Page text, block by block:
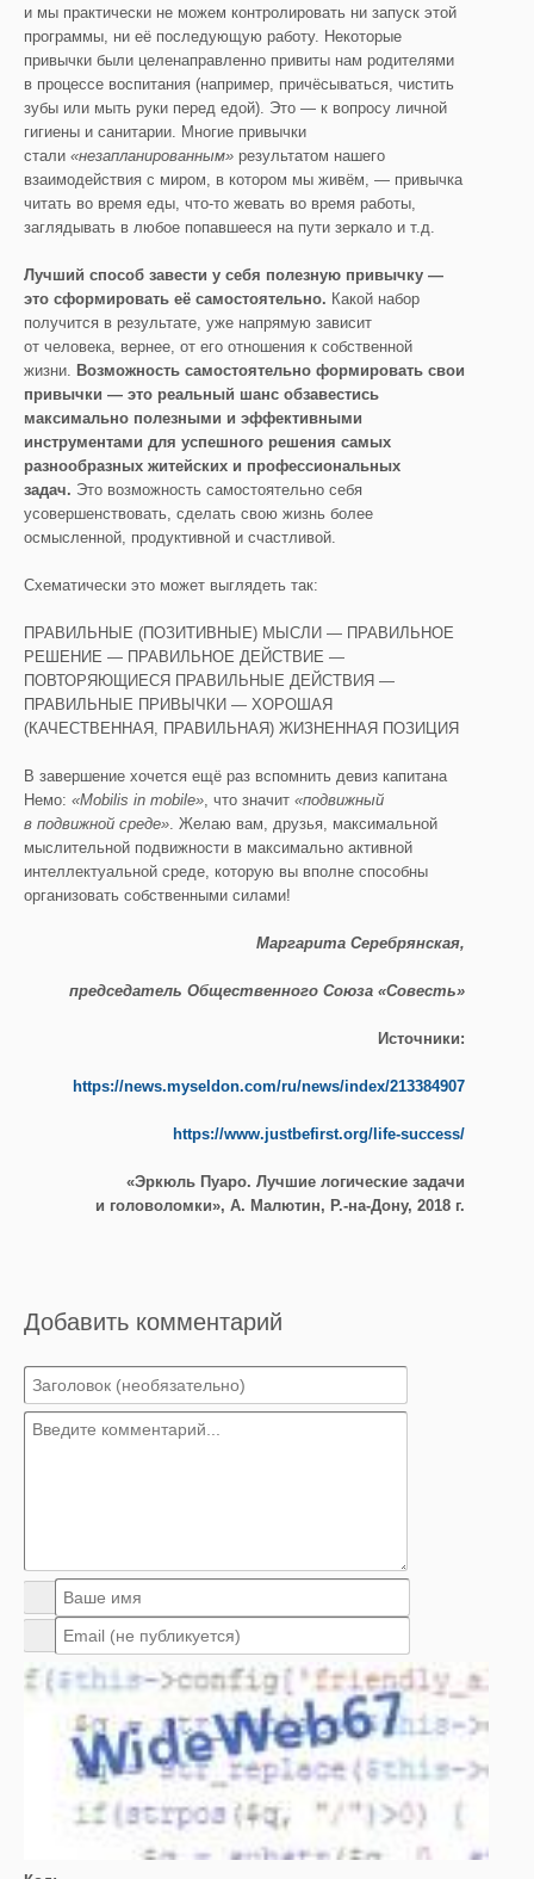
и мы практически не можем контролировать ни запуск этой
программы, ни её последующую работу. Некоторые
привычки были целенаправленно привиты нам родителями
в процессе воспитания (например, причёсываться, чистить
зубы или мыть руки перед едой). Это — к вопросу личной
гигиены и санитарии. Многие привычки
стали «незапланированным» результатом нашего
взаимодействия с миром, в котором мы живём, — привычка
читать во время еды, что-то жевать во время работы,
заглядывать в любое попавшееся на пути зеркало и т.д.
Лучший способ завести у себя полезную привычку —
это сформировать её самостоятельно. Какой набор
получится в результате, уже напрямую зависит
от человека, вернее, от его отношения к собственной
жизни. Возможность самостоятельно формировать свои
привычки — это реальный шанс обзавестись
максимально полезными и эффективными
инструментами для успешного решения самых
разнообразных житейских и профессиональных
задач. Это возможность самостоятельно себя
усовершенствовать, сделать свою жизнь более
осмысленной, продуктивной и счастливой.
Схематически это может выглядеть так:
ПРАВИЛЬНЫЕ (ПОЗИТИВНЫЕ) МЫСЛИ — ПРАВИЛЬНОЕ
РЕШЕНИЕ — ПРАВИЛЬНОЕ ДЕЙСТВИЕ —
ПОВТОРЯЮЩИЕСЯ ПРАВИЛЬНЫЕ ДЕЙСТВИЯ —
ПРАВИЛЬНЫЕ ПРИВЫЧКИ — ХОРОШАЯ
(КАЧЕСТВЕННАЯ, ПРАВИЛЬНАЯ) ЖИЗНЕННАЯ ПОЗИЦИЯ
В завершение хочется ещё раз вспомнить девиз капитана
Немо: «Mobilis in mobile», что значит «подвижный
в подвижной среде». Желаю вам, друзья, максимальной
мыслительной подвижности в максимально активной
интеллектуальной среде, которую вы вполне способны
организовать собственными силами!
Маргарита Серебрянская,
председатель Общественного Союза «Совесть»
Источники:
https://news.myseldon.com/ru/news/index/213384907
https://www.justbefirst.org/life-success/
«Эркюль Пуаро. Лучшие логические задачи
и головоломки», А. Малютин, Р.-на-Дону, 2018 г.
Добавить комментарий